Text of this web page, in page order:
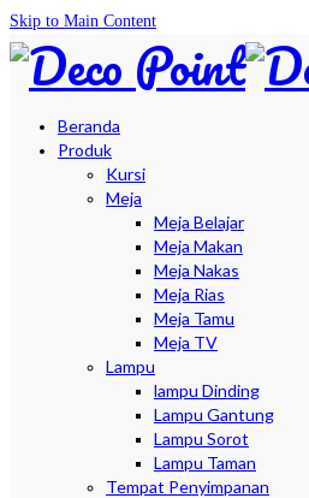
Skip to Main Content
Beranda
Produk
Kursi
Meja
Meja Belajar
Meja Makan
Meja Nakas
Meja Rias
Meja Tamu
Meja TV
Lampu
lampu Dinding
Lampu Gantung
Lampu Sorot
Lampu Taman
Tempat Penyimpanan